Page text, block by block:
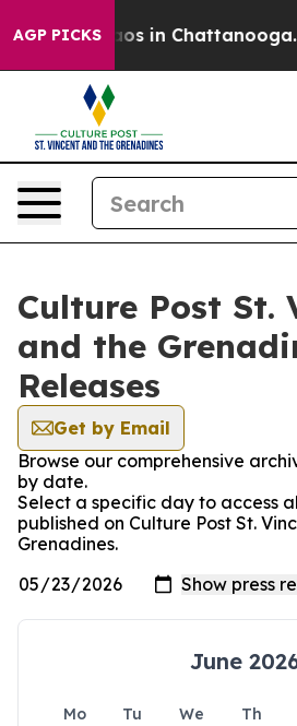
AGP PICKSChaos in Chattanooga.
Culture Post St.
and the
Releases
Get by Email
Browse our comprehensive
by date.
Select a specific day to access
published on Culture Post St.
Grenadines.
June
Mo Tu We Th